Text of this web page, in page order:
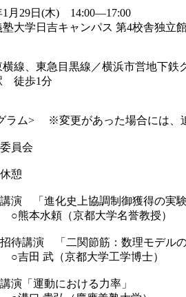
1月29日(木) 14:00―17:00
日吉キャンパス 第4校舎独立館
線、東急目黒線／横浜市営地下鉄
歩1分
ラム> ※変更があった場合には、
員会
憩
演 「進化史上協調制御獲得の実験
（京都大学名誉教授）
待講演 「二関節筋：数理モデルの
京都大学工学博士）
演「運動における力率」